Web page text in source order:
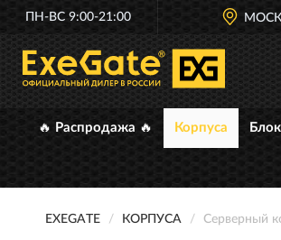
ПН-ВС 9:00-21:00
🔥 Распродажа 🔥 Корпуса
EXEGATE КОРПУСА Серверный